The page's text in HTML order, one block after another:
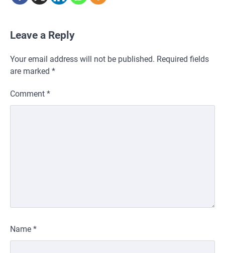
Leave a Reply
Your email address will not be published. Required fields
are marked *
Comment *
Name *